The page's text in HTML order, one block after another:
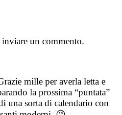
inviare un commento.
mille per averla letta e
la prossima “puntata”
una sorta di calendario con